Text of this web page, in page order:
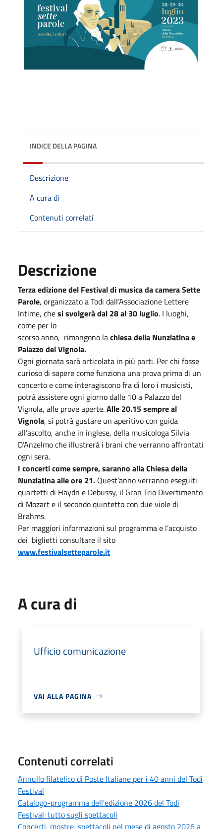
INDICE DELLA PAGINA
Descrizione
A cura di
Contenuti correlati
Descrizione
Terza edizione del Festival di musica da camera Sette
Parole, organizzato a Todi dall’Associazione Lettere
Intime, chesi svolgerà dal 28 al 30 luglio. I luoghi,
come per lo
scorso anno, rimangono lachiesa della Nunziatina e
Palazzo del Vignola.
Ogni giornata sarà articolata in più parti. Per chi fosse
curioso di sapere come funziona una prova prima di un
concerto e come interagiscono fra di loro i musicisti,
potrà assistere ogni giorno dalle 10 a Palazzo del
Vignola, alle prove aperte.Alle 20.15 sempre al
Vignola, si potrà gustare un aperitivo con guida
all’ascolto, anche in inglese, della musicologa Silvia
D’Anzelmo che illustrerà i brani che verranno affrontati
ogni sera.
I concerti come sempre, saranno alla Chiesa della
Nunziatina alle ore 21. Quest’anno verranno eseguiti
quartetti di Haydn e Debussy, il Gran Trio Divertimento
di Mozart e il secondo quintetto con due viole di
Brahms.
Per maggiori informazioni sul programma e l’acquisto
dei biglietti consultare il sito
www.festivalsetteparole.it
A cura di
Ufficio comunicazione
VAI ALLA PAGINA
Contenuti correlati
Annullo filatelico di Poste Italiane per i 40 anni del Todi
Festival
Catalogo-programma dell'edizione 2026 del Todi
Festival: tutto sugli spettacoli
Concerti, mostre, spettacoli nel mese di agosto 2026 a